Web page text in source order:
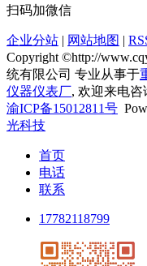
扫码加微信
企业分站 | 网站地图 |
Copyright ©http://
统有限公司 专业从事于
仪器仪表厂, 欢迎来电咨
渝ICP备15012811号
光科技
首页
电话
联系
17782118799